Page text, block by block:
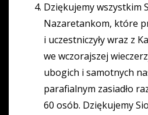
Dziękujemy wszystkim
Nazaretankom, które
i uczestniczyły wraz z
we wczorajszej
ubogich i samotnych
parafialnym zasiadło
60 osób. Dziękujemy